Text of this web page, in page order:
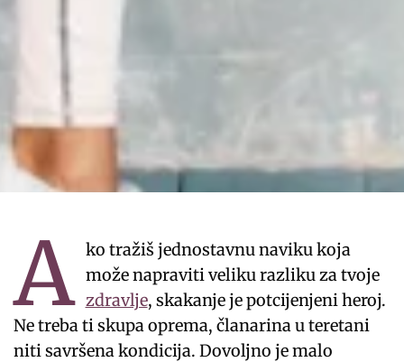
A ko tražiš jednostavnu naviku koja
može napraviti veliku razliku za tvoje
zdravlje, skakanje je potcijenjeni heroj.
Ne treba ti skupa oprema, članarina u teretani
niti savršena kondicija. Dovoljno je malo